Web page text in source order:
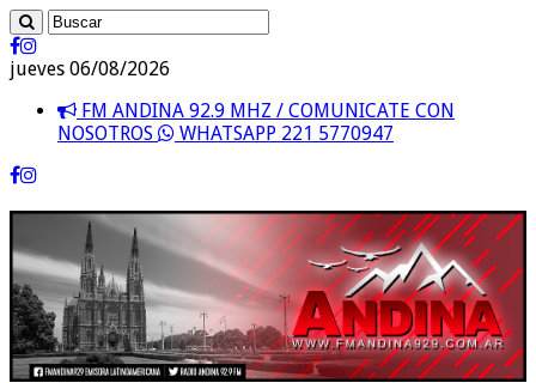
jueves 06/08/2026
FM ANDINA 92.9 MHZ / COMUNICATE CON
NOSOTROS
WHATSAPP 221 5770947